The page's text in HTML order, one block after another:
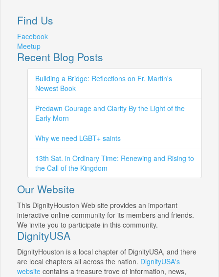
Find Us
Facebook
Meetup
Recent Blog Posts
Building a Bridge: Reflections on Fr. Martin's
Newest Book
Predawn Courage and Clarity By the Light of the
Early Morn
Why we need LGBT+ saints
13th Sat. in Ordinary Time: Renewing and Rising to
the Call of the Kingdom
Our Website
This DignityHouston Web site provides an important
interactive online community for its members and friends.
We invite you to participate in this community.
DignityUSA
DignityHouston is a local chapter of DignityUSA, and there
are local chapters all across the nation. DignityUSA's
website contains a treasure trove of information, news,